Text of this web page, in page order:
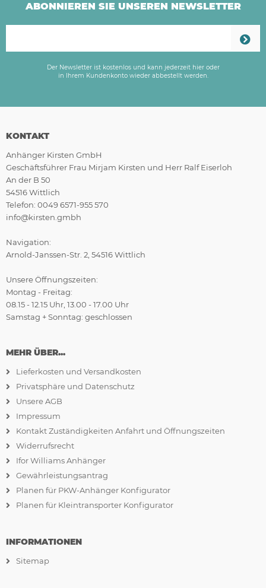
ABONNIEREN SIE UNSEREN NEWSLETTER
Der Newsletter ist kostenlos und kann jederzeit hier oder
in Ihrem Kundenkonto wieder abbestellt werden.
KONTAKT
Anhänger Kirsten GmbH
Geschäftsführer Frau Mirjam Kirsten und Herr Ralf Eiserloh
An der B 50
54516 Wittlich
Telefon: 0049 6571-955 570
info@kirsten.gmbh
Navigation:
Arnold-Janssen-Str. 2, 54516 Wittlich
Unsere Öffnungszeiten:
Montag - Freitag:
08.15 - 12.15 Uhr, 13.00 - 17.00 Uhr
Samstag + Sonntag: geschlossen
MEHR ÜBER...
Lieferkosten und Versandkosten
Privatsphäre und Datenschutz
Unsere AGB
Impressum
Kontakt Zuständigkeiten Anfahrt und Öffnungszeiten
Widerrufsrecht
Ifor Williams Anhänger
Gewährleistungsantrag
Planen für PKW-Anhänger Konfigurator
Planen für Kleintransporter Konfigurator
INFORMATIONEN
Sitemap